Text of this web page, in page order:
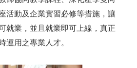
活動及企業實習必修等措施，讓
就業，並且就業即可上線，真正
運用之專業人才。